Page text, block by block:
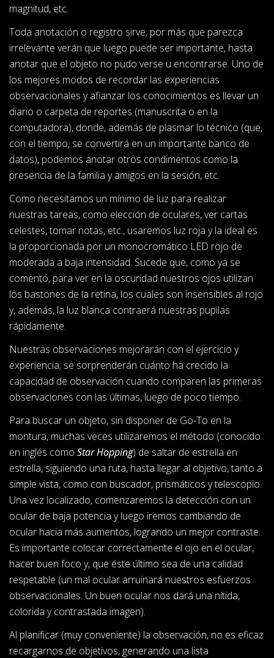
magnitud, etc.
Toda anotación o registro sirve, por más que parezca
irrelevante verán que luego puede ser importante, hasta
anotar que el objeto no pudo verse u encontrarse. Uno de
los mejores modos de recordar las experiencias
observacionales y afianzar los conocimientos es llevar un
diario o carpeta de reportes (manuscrita o en la
computadora), donde, además de plasmar lo técnico (que,
con el tiempo, se convertirá en un importante banco de
datos), podemos anotar otros condimentos como la
presencia de la familia y amigos en la sesión, etc.
Como necesitamos un mínimo de luz para realizar
nuestras tareas, como elección de oculares, ver cartas
celestes, tomar notas, etc., usaremos luz roja y la ideal es
la proporcionada por un monocromático LED rojo de
moderada a baja intensidad. Sucede que, como ya se
comentó, para ver en la oscuridad nuestros ojos utilizan
los bastones de la retina, los cuales son insensibles al rojo
y, además, la luz blanca contraerá nuestras pupilas
rápidamente.
Nuestras observaciones mejorarán con el ejercicio y
experiencia; se sorprenderán cuánto ha crecido la
capacidad de observación cuando comparen las primeras
observaciones con las últimas, luego de poco tiempo.
Para buscar un objeto, sin disponer de Go-To en la
montura, muchas veces utilizaremos el método (conocido
en inglés como Star Hopping) de saltar de estrella en
estrella, siguiendo una ruta, hasta llegar al objetivo, tanto a
simple vista, como con buscador, prismáticos y telescopio.
Una vez localizado, comenzaremos la detección con un
ocular de baja potencia y luego iremos cambiando de
ocular hacia más aumentos, logrando un mejor contraste.
Es importante colocar correctamente el ojo en el ocular,
hacer buen foco y, que éste último sea de una calidad
respetable (un mal ocular arruinará nuestros esfuerzos
observacionales. Un buen ocular nos dará una nítida,
colorida y contrastada imagen).
Al planificar (muy conveniente) la observación, no es eficaz
recargarnos de objetivos, generando una lista